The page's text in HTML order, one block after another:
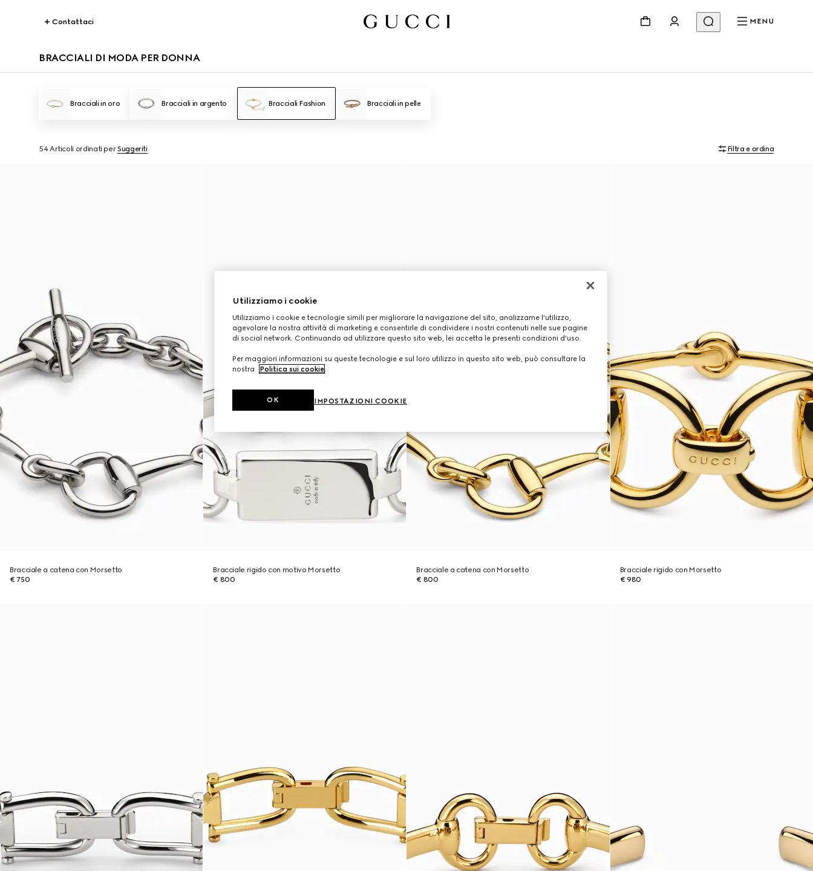
Contattaci MENU
BRACCIALI DI MODA PER DONNA
Bracciali in oro Bracciali in argento Bracciali Fashion Bracciali in pelle
54 Articoli ordinati perSuggeriti Filtra e ordina
Bracciale a catena con Morsetto
€ 750
Bracciale rigido con motivo Morsetto
€ 800
Bracciale a catena con Morsetto
€ 800
Bracciale rigido con Morsetto
€ 980
Utilizziamo i cookie
Utilizziamo i cookie e tecnologie simili per migliorare la navigazione del sito, analizzarne l'utilizzo,
agevolare la nostra attività di marketing e consentirle di condividere i nostri contenuti nelle sue pagine
di social network. Continuando ad utilizzare questo sito web, lei accetta le presenti condizioni d'uso.
Per maggiori informazioni su queste tecnologie e sul loro utilizzo in questo sito web, può consultare la
nostra
Politica sui cookie.
IMPOSTAZIONI COOKIE
OK